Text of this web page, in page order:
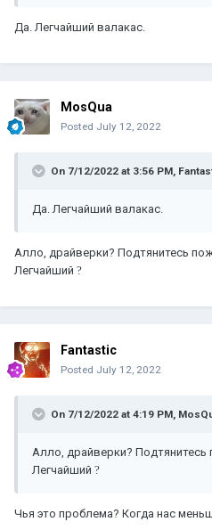
Да. Легчайший валакас.
MosQua
Posted July 12, 2022
On 7/12/2022 at 3:56 PM,
Да. Легчайший валакас.
Алло, драйверки? Подтянитесь
Легчайший ?
Fantastic
Posted July 12, 2022
On 7/12/2022 at 4:19 PM,
Алло, драйверки? Подтянитесь
Легчайший ?
Чья это проблема? Когда нас